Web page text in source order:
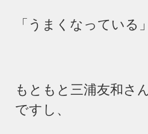
「うまくなってい
もともと三浦友和さ
ですし、